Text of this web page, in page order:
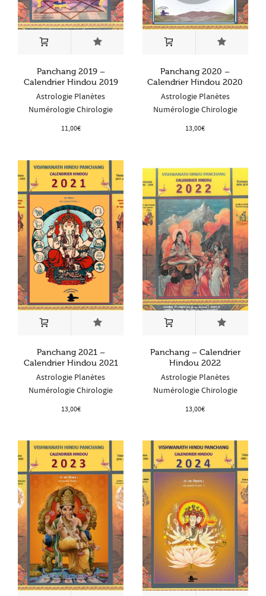
Panchang 2019 –
Calendrier Hindou 2019
Astrologie Planètes
Numérologie Chirologie
11,00€
Panchang 2020 –
Calendrier Hindou 2020
Astrologie Planètes
Numérologie Chirologie
13,00€
Panchang 2021 –
Calendrier Hindou 2021
Astrologie Planètes
Numérologie Chirologie
13,00€
Panchang – Calendrier
Hindou 2022
Astrologie Planètes
Numérologie Chirologie
13,00€